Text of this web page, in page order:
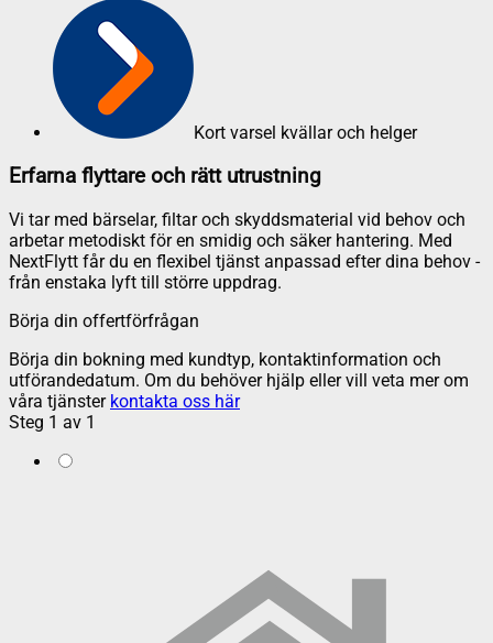
Kort varsel kvällar och helger
Erfarna flyttare och rätt utrustning
Vi tar med bärselar, filtar och skyddsmaterial vid behov och
arbetar metodiskt för en smidig och säker hantering. Med
NextFlytt får du en flexibel tjänst anpassad efter dina behov -
från enstaka lyft till större uppdrag.
Börja din offertförfrågan
Börja din bokning med kundtyp, kontaktinformation och
utförandedatum. Om du behöver hjälp eller vill veta mer om
våra tjänster kontakta oss här
Steg 1 av 1